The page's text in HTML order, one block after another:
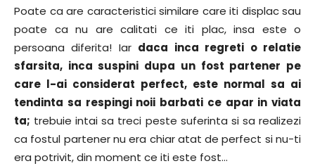
Poate ca are caracteristici similare care iti displac sau
poate ca nu are calitati ce iti plac, insa este o
persoana diferita! Iar daca inca regreti o relatie
sfarsita, inca suspini dupa un fost partener pe
care l-ai considerat perfect, este normal sa ai
tendinta sa respingi noii barbati ce apar in viata
ta; trebuie intai sa treci peste suferinta si sa realizezi
ca fostul partener nu era chiar atat de perfect si nu-ti
era potrivit, din moment ce iti este fost…